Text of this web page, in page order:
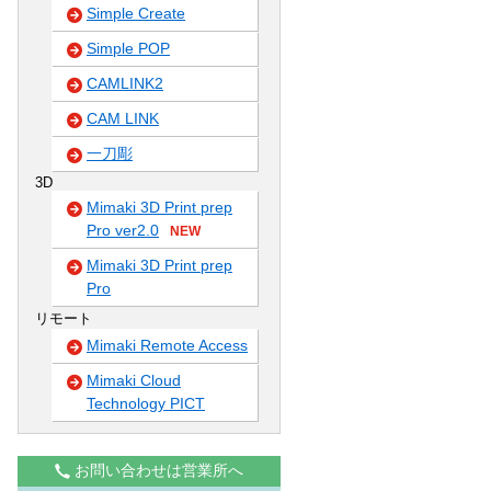
Simple Create
Simple POP
CAMLINK2
CAM LINK
一刀彫
3D
Mimaki 3D Print prep
Pro ver2.0
NEW
Mimaki 3D Print prep
Pro
リモート
Mimaki Remote Access
Mimaki Cloud
Technology PICT
お問い合わせは営業所へ